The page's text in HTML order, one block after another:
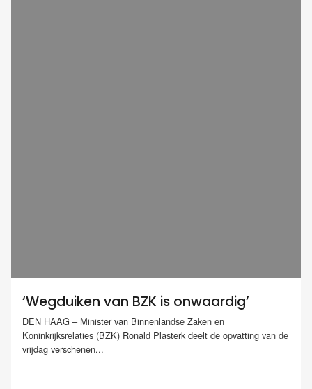
‘Wegduiken van BZK is onwaardig’
DEN HAAG – Minister van Binnenlandse Zaken en
Koninkrijksrelaties (BZK) Ronald Plasterk deelt de opvatting van de
vrijdag verschenen...